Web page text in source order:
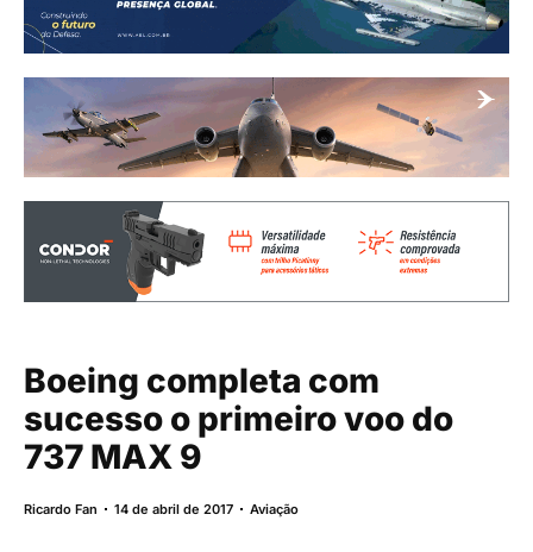
Boeing completa com
sucesso o primeiro voo do
737 MAX 9
Ricardo Fan 14 de abril de 2017 Aviação